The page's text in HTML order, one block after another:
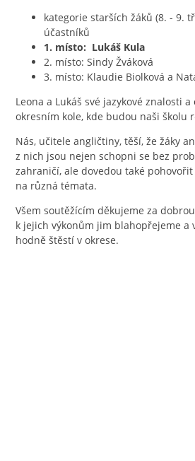
kategorie starších žáků (8. - 9.
účastníků
1. místo: Lukáš Kula
2. místo: Sindy Žváková
3. místo: Klaudie Biolková a
Leona a Lukáš své jazykové znalosti
okresním kole, kde budou naši školu
Nás, učitele angličtiny, těší, že žáky
z nich jsou nejen schopni se bez
zahraničí, ale dovedou také
na různá témata.
Všem soutěžícím děkujeme za
k jejich výkonům jim blahopřejeme a
hodně štěstí v okrese.